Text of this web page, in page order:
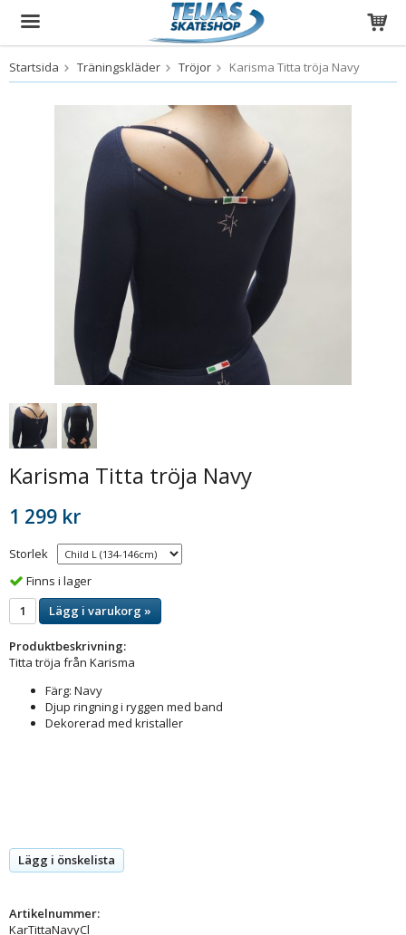
Produkten har blivit tillagd i varukorgen
Startsida Träningskläder Tröjor Karisma Titta tröja Navy
Karisma Titta tröja Navy
1 299 kr
Storlek
Finns i lager
Lägg i varukorg »
Produktbeskrivning:
Titta tröja från Karisma
Färg: Navy
Djup ringning i ryggen med band
Dekorerad med kristaller
Lägg i önskelista
Artikelnummer:
KarTittaNavyCl